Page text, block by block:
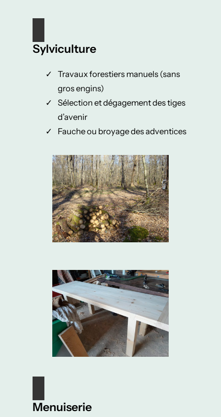
Sylviculture
Travaux forestiers manuels (sans
gros engins)
Sélection et dégagement des tiges
d’avenir
Fauche ou broyage des adventices
Menuiserie